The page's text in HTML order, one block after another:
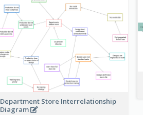
Department Store Interrelationship
Diagram